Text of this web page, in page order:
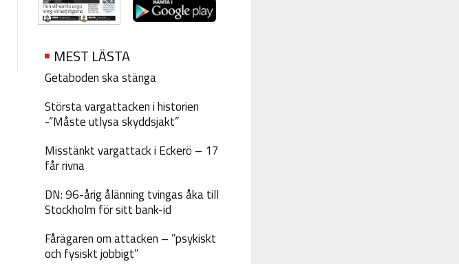
MEST LÄSTA
Getaboden ska stänga
Största vargattacken i historien
-”Måste utlysa skyddsjakt”
Misstänkt vargattack i Eckerö – 17
får rivna
DN: 96-årig ålänning tvingas åka till
Stockholm för sitt bank-id
Fårägaren om attacken – ”psykiskt
och fysiskt jobbigt”